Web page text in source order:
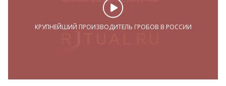
КРУПНЕЙШИЙ ПРОИЗВОДИТЕЛЬ ГРОБОВ В РОССИИ